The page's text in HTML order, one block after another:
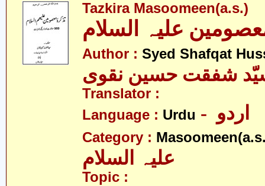
Tazkira Masoomeen(a.s.)
علیہ السلام
Author : Syed Shafqat
شفقت حسین نقوی
Translator :
Language : Urdu
Category :
Topic :